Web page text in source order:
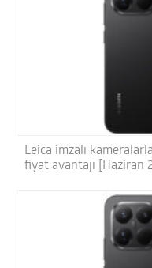
Leica imzalı
fiyat avantajı [Haziran